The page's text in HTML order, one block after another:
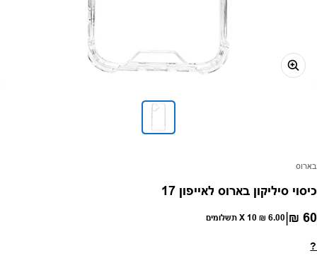
ספק:
בארוס
כיסוי סיליקון בארוס לאייפון 17
מחיר רגיל
60 ₪
|
6.00 ₪ X 10 תשלומים
?